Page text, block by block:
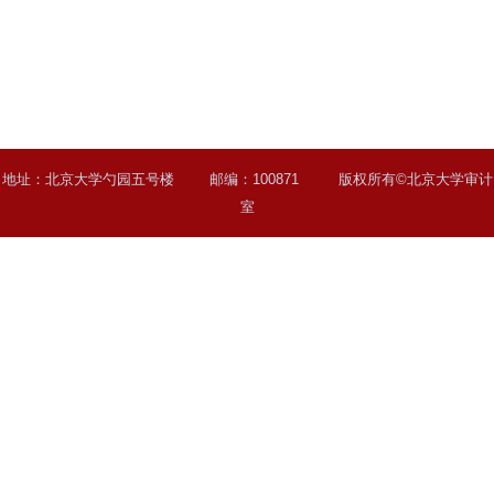
地址：北京大学勺园五号楼 邮编：100871 版权所有©北京大学审计
室